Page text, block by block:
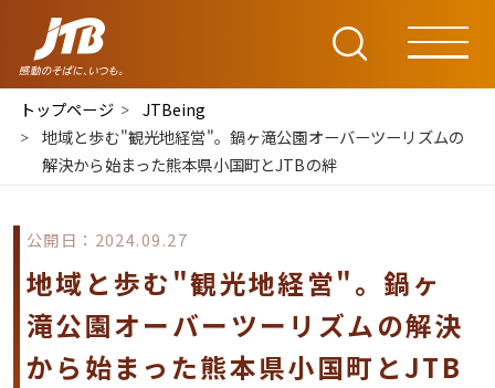
トップページ
JTBeing
地域と歩む"観光地経営"。鍋ヶ滝公園オーバーツーリズムの
解決から始まった熊本県小国町とJTBの絆
公開日：2024.09.27
地域と歩む"観光地経営"。鍋ヶ
滝公園オーバーツーリズムの解決
から始まった熊本県小国町とJTB